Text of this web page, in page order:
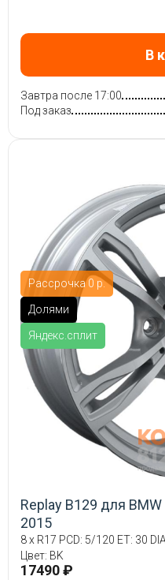
В
Завтра после 17:00
Под заказ
Рассрочка 0 р.
Долями
Яндекс.сплит
Replay B129 для
2015
8 x R17 PCD: 5/120 ET: 30
Цвет: BK
17490 ₽